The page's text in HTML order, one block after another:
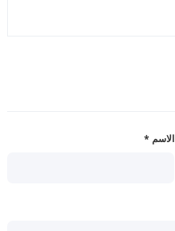
الاسم *